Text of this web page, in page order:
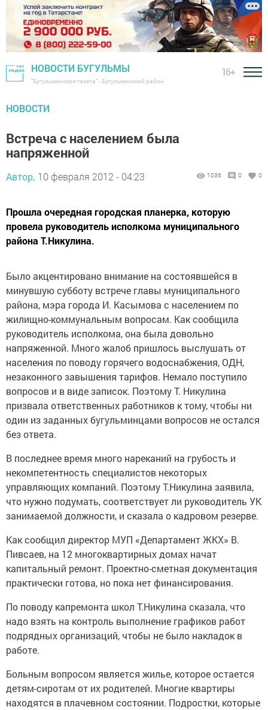
НОВОСТИ БУГУЛЬМЫ
"Бугульминская газета" - Бугульминский район
16+
НОВОСТИ
Встреча с населением была
напряженной
Автор, 10 февраля 2012 - 04:23 1036 0 0
Прошла очередная городская планерка, которую
провела руководитель исполкома муниципального
района Т.Никулина.
Было акцентировано внимание на состоявшейся в
минувшую субботу встрече главы муниципального
района, мэра города И. Касымова с населением по
жилищно-коммунальным вопросам. Как сообщила
руководитель исполкома, она была довольно
напряженной. Много жалоб пришлось выслушать от
населения по поводу горячего водоснабжения, ОДН,
незаконного завышения тарифов. Немало поступило
вопросов и в виде записок. Поэтому Т. Никулина
призвала ответственных работников к тому, чтобы ни
один из заданных бугульминцами вопросов не остался
без ответа.
В последнее время много нареканий на грубость и
некомпетентность специалистов некоторых
управляющих компаний. Поэтому Т.Никулина заявила,
что нужно подумать, соответствует ли руководитель УК
занимаемой должности, и сказала о кадровом резерве.
Как сообщил директор МУП «Департамент ЖКХ» В.
Пивсаев, на 12 многоквартирных домах начат
капитальный ремонт. Проектно-сметная документация
практически готова, но пока нет финансирования.
По поводу капремонта школ Т.Никулина сказала, что
надо взять на контроль выполнение графиков работ
подрядных организаций, чтобы не было накладок в
работе.
Больным вопросом является жилье, которое остается
детям-сиротам от их родителей. Многие квартиры
находятся в плачевном состоянии. Подростки, которые